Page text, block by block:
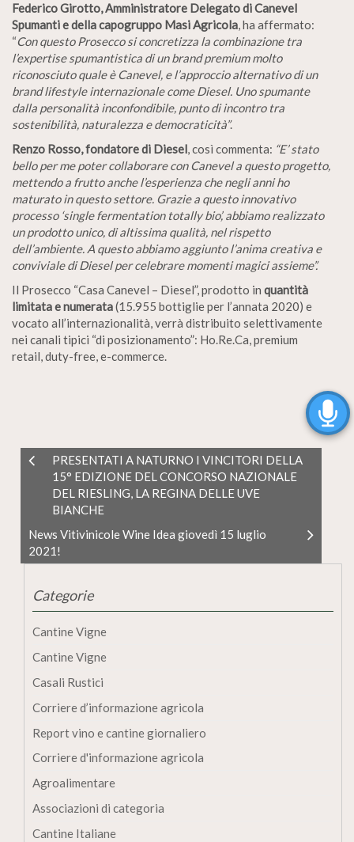
Federico Girotto, Amministratore Delegato di Canevel
Spumanti e della capogruppo Masi Agricola, ha affermato:
“Con questo Prosecco si concretizza la combinazione tra
l’expertise spumantistica di un brand premium molto
riconosciuto quale è Canevel, e l’approccio alternativo di un
brand lifestyle internazionale come Diesel. Uno spumante
dalla personalità inconfondibile, punto di incontro tra
sostenibilità, naturalezza e democraticità”.
Renzo Rosso, fondatore di Diesel, così commenta: “E’ stato
bello per me poter collaborare con Canevel a questo progetto,
mettendo a frutto anche l’esperienza che negli anni ho
maturato in questo settore. Grazie a questo innovativo
processo ‘single fermentation totally bio’, abbiamo realizzato
un prodotto unico, di altissima qualità, nel rispetto
dell’ambiente. A questo abbiamo aggiunto l’anima creativa e
conviviale di Diesel per celebrare momenti magici assieme”.
Il Prosecco “Casa Canevel – Diesel”, prodotto in quantità
limitata e numerata(15.955 bottiglie per l’annata 2020) e
vocato all’internazionalità, verrà distribuito selettivamente
nei canali tipici “di posizionamento”: Ho.Re.Ca, premium
retail, duty-free, e-commerce.
PRESENTATI A NATURNO I VINCITORI DELLA
15° EDIZIONE DEL CONCORSO NAZIONALE
DEL RIESLING, LA REGINA DELLE UVE
BIANCHE
News Vitivinicole Wine Idea giovedì 15 luglio
2021!
Categorie
Cantine Vigne
Cantine Vigne
Casali Rustici
Corriere d’informazione agricola
Report vino e cantine giornaliero
Corriere d'informazione agricola
Agroalimentare
Associazioni di categoria
Cantine Italiane